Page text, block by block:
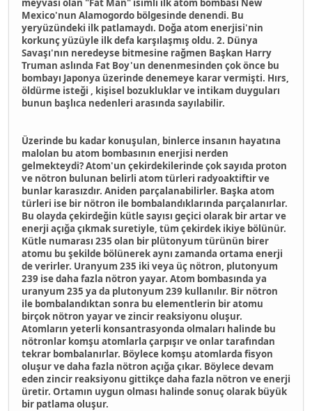
meyvası olan "Fat Man" isimli ilk atom bombası New
Mexico'nun Alamogordo bölgesinde denendi. Bu
yeryüzündeki ilk patlamaydı. Doğa atom enerjisi'nin
korkunç yüzüyle ilk defa karşılaşmış oldu. 2. Dünya
Savaşı'nın neredeyse bitmesine rağmen Başkan Harry
Truman aslında Fat Boy'un denenmesinden çok önce bu
bombayı Japonya üzerinde denemeye karar vermişti. Hırs,
öldürme isteği , kişisel bozukluklar ve intikam duyguları
bunun başlıca nedenleri arasında sayılabilir.
Üzerinde bu kadar konuşulan, binlerce insanın hayatına
malolan bu atom bombasının enerjisi nerden
gelmekteydi? Atom'un çekirdekilerinde çok sayıda proton
ve nötron bulunan belirli atom türleri radyoaktiftir ve
bunlar karasızdır. Aniden parçalanabilirler. Başka atom
türleri ise bir nötron ile bombalandıklarında parçalanırlar.
Bu olayda çekirdeğin kütle sayısı geçici olarak bir artar ve
enerji açığa çıkmak suretiyle, tüm çekirdek ikiye bölünür.
Kütle numarası 235 olan bir plütonyum türünün birer
atomu bu şekilde bölünerek aynı zamanda ortama enerji
de verirler. Uranyum 235 iki veya üç nötron, plutonyum
239 ise daha fazla nötron yayar. Atom bombasında ya
uranyum 235 ya da plutonyum 239 kullanılır. Bir nötron
ile bombalandıktan sonra bu elementlerin bir atomu
birçok nötron yayar ve zincir reaksiyonu oluşur.
Atomların yeterli konsantrasyonda olmaları halinde bu
nötronlar komşu atomlarla çarpışır ve onlar tarafından
tekrar bombalanırlar. Böylece komşu atomlarda fisyon
oluşur ve daha fazla nötron açığa çıkar. Böylece devam
eden zincir reaksiyonu gittikçe daha fazla nötron ve enerji
üretir. Ortamın uygun olması halinde sonuç olarak büyük
bir patlama oluşur.